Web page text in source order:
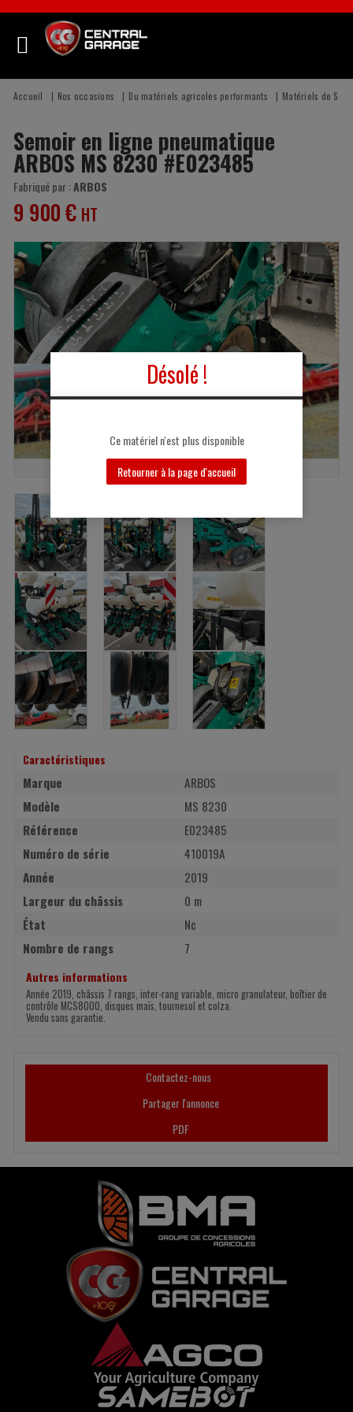
Accueil Nos occasions Du matériels agricoles performants Matériels de
Semoir en ligne pneumatique
ARBOS MS 8230#E023485
9 900€ HT
Fabriqué par :ARBOS
Caractéristiques
Marque
ARBOS
Modèle
MS 8230
Référence
E023485
Numéro de série
410019A
Année
2019
Largeur du châssis
0 m
État
Nc
Nombre de rangs
7
Autres informations
Année 2019, châssis 7 rangs, inter-rang variable, micro granulateur, boîtier de
contrôle MCS8000, disques maïs, tournesol et colza.
Vendu sans garantie.
Contactez-nous
Partager l'annonce
PDF
Désolé !
Ce matériel n'est plus disponible
Retourner à la page d'accueil